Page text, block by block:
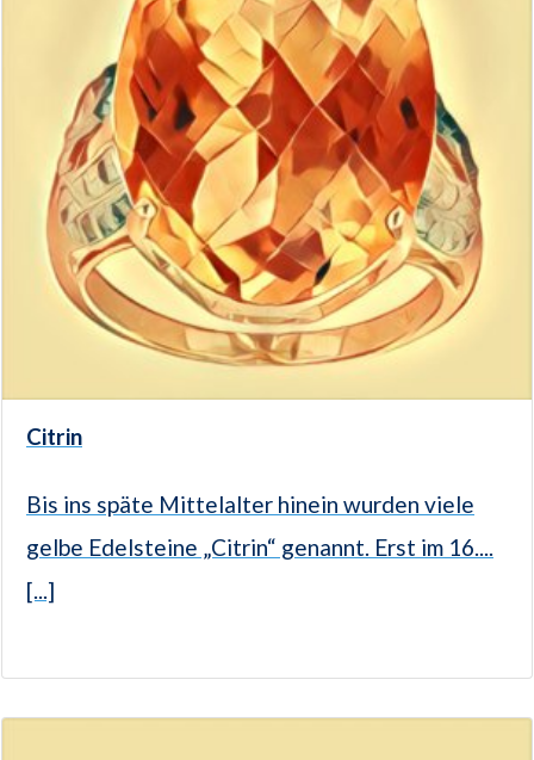
Citrin
Bis ins späte Mittelalter hinein wurden viele
gelbe Edelsteine „Citrin“ genannt. Erst im 16....
[...]